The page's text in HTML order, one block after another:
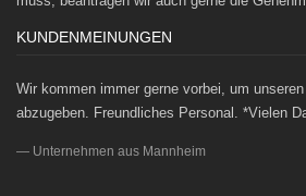
KUNDENMEINUNGEN
Wir kommen immer gerne vorbei, um
abzugeben. Freundliches Personal. *Vielen
Unternehmen aus Mannheim